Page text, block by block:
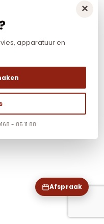
Afspraak
×
apparatuur en
- 85 11 88